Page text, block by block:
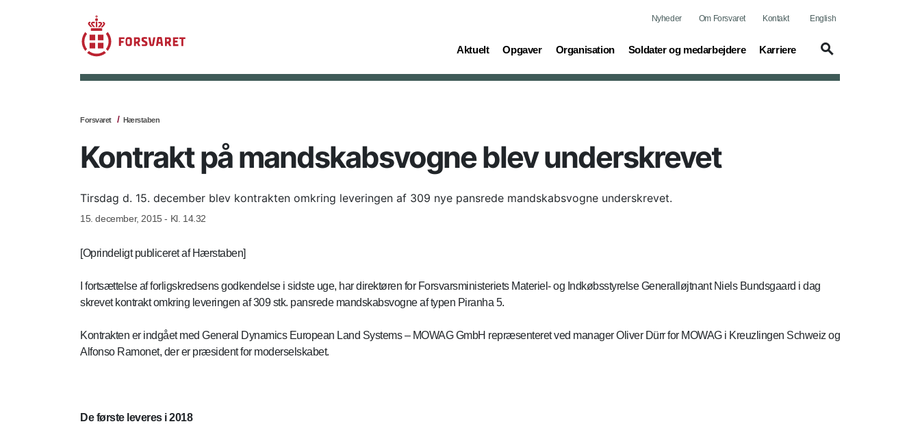
Nyheder Om Forsvaret Kontakt English
Aktuelt
(current) Opgaver
(current) Organisation
(current) Soldater og medarbejdere
(current) Karriere
(current)
Forsvaret Hærstaben
Kontrakt på mandskabsvogne blev underskrevet
Tirsdag d. 15. december blev kontrakten omkring leveringen af 309 nye pansrede mandskabsvogne underskrevet.
15. december, 2015 - Kl. 14.32
[Oprindeligt publiceret af Hærstaben]
I fortsættelse af forligskredsens godkendelse i sidste uge, har direktøren for Forsvarsministeriets Materiel- og Indkøbsstyrelse Generalløjtnant Niels Bundsgaard i dag
skrevet kontrakt omkring leveringen af 309 stk. pansrede mandskabsvogne af typen Piranha 5.
Kontrakten er indgået med General Dynamics European Land Systems – MOWAG GmbH repræsenteret ved manager Oliver Dürr for MOWAG i Kreuzlingen Schweiz og
Alfonso Ramonet, der er præsident for moderselskabet.
De første leveres i 2018